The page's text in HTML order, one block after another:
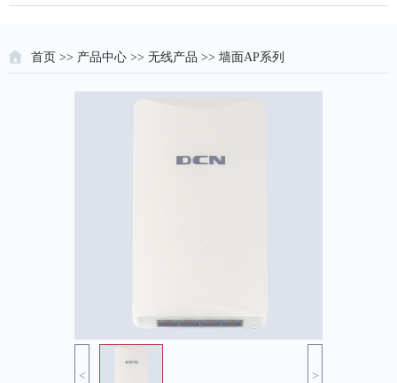
首页 >> 产品中心 >> 无线产品 >> 墙面AP系列
< >